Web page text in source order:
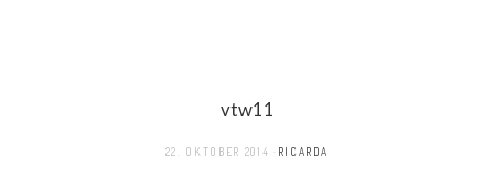
vtw11
22. OKTOBER 2014 RICARDA